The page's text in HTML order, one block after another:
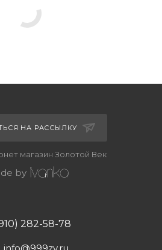
НА РАССЫЛКУ
магазин Золотой Век
by
282-58-78